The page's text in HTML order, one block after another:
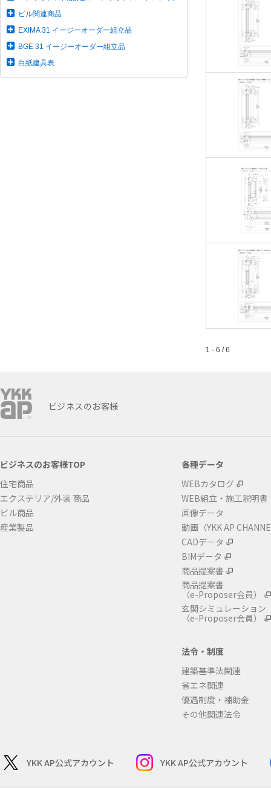
ビル関連商品
EXIMA 31 イージーオーダー組立品
BGE 31 イージーオーダー組立品
白紙建具表
1 - 6 / 6
ビジネスのお客様
ビジネスのお客様TOP
住宅商品
エクステリア/外装 商品
ビル商品
産業製品
各種データ
WEBカタログ
WEB組立・施工説明書
画像データ
動画（YKK AP
CADデータ
BIMデータ
商品提案書
商品提案書
（e-Proposer会員）
玄関シミュレーション
（e-Proposer会員）
法令・制度
建築基準法関連
省エネ関連
優遇制度・補助金
その他関連法令
YKK AP公式アカウント YKK AP公式アカウント